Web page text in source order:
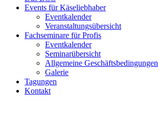
Events für Käseliebhaber
Eventkalender
Veranstaltungsübersicht
Fachseminare für Profis
Eventkalender
Seminarübersicht
Allgemeine Geschäftsbedingungen
Galerie
Tagungen
Kontakt